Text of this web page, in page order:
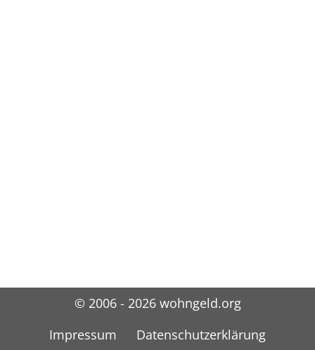
© 2006 - 2026 wohngeld.org
Impressum
Datenschutzerklärung